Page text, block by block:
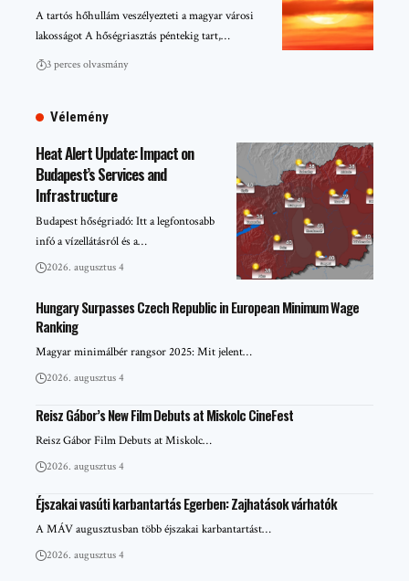
A tartós hőhullám veszélyezteti a magyar városi
lakosságot A hőségriasztás péntekig tart,…
3 perces olvasmány
Vélemény
Heat Alert Update: Impact on
Budapest’s Services and
Infrastructure
Budapest hőségriadó: Itt a legfontosabb
infó a vízellátásról és a…
2026. augusztus 4
Hungary Surpasses Czech Republic in European Minimum Wage
Ranking
Magyar minimálbér rangsor 2025: Mit jelent…
2026. augusztus 4
Reisz Gábor’s New Film Debuts at Miskolc CineFest
Reisz Gábor Film Debuts at Miskolc…
2026. augusztus 4
Éjszakai vasúti karbantartás Egerben: Zajhatások várhatók
A MÁV augusztusban több éjszakai karbantartást…
2026. augusztus 4